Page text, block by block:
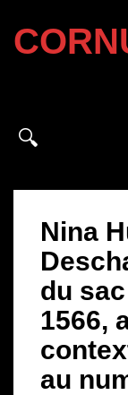
Nina
du
1566,
au